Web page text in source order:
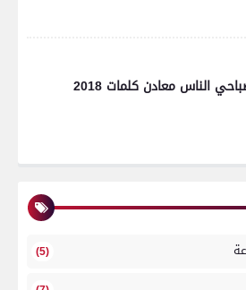
الناس معادن كلمات 2018
(5)